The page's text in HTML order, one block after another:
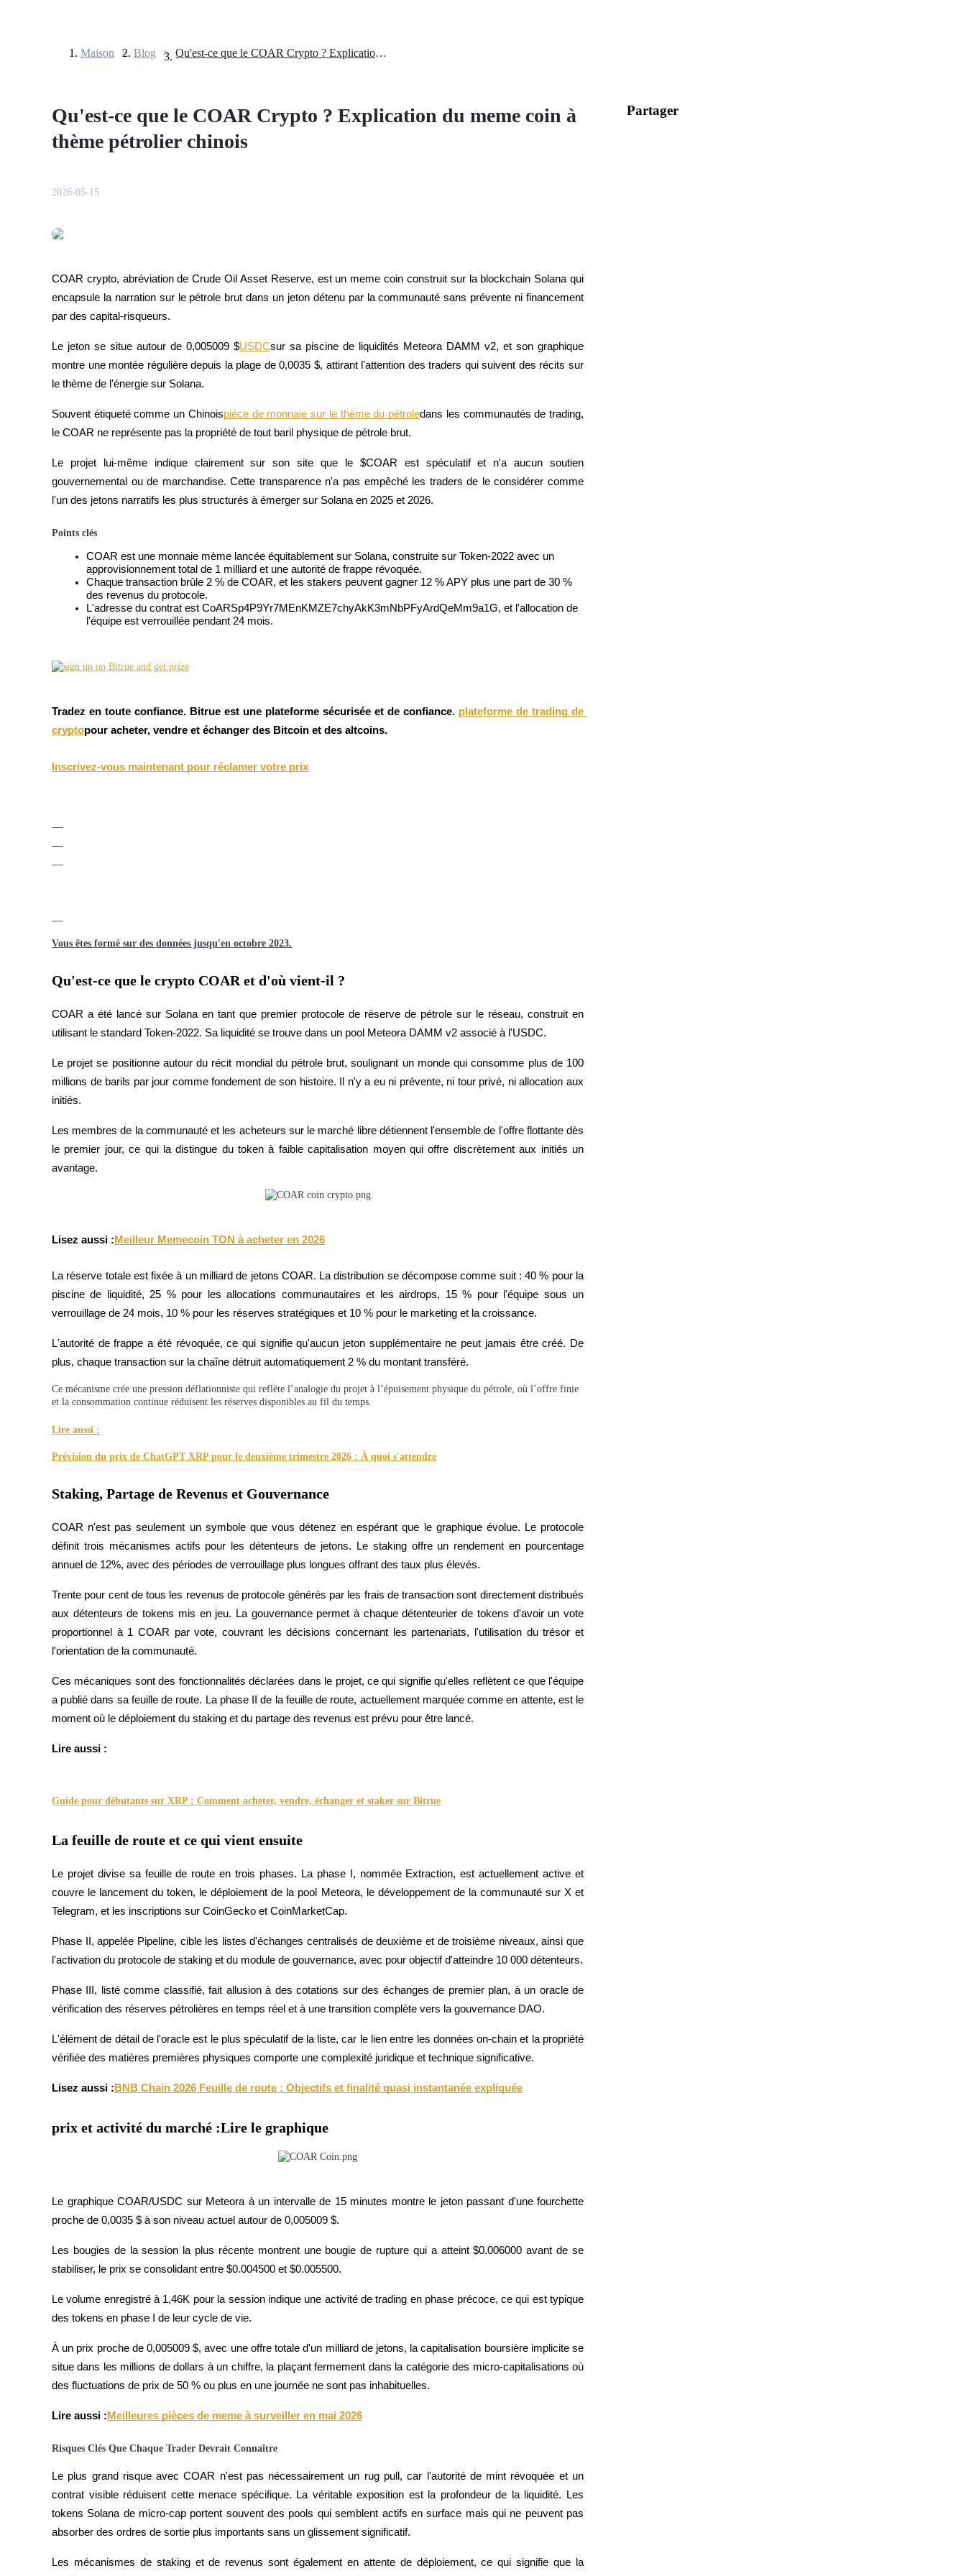
Futures utilisant l'USDT comme garantie
Futures COIN-M
Contrats à terme sur crypto-monnaie
TradFi
Produits dérivés sur actions, forex, métaux précieux et matières premières
Futures utilisant l'USDC comme garantie
Rejoignez les meilleurs traders
Devenez un trader de copie
Information
Analyse de mégadonnées, y compris des informations commerciales, etc.
Guide
Guide de démarrage des contrats à terme
Stratégies de trading
Jalonnement
Launchpool
Blocages BTR
Des investissements exclusifs pour les détenteurs de BTR
Prêts
Service d'emprunt adossé à des cryptomonnaies
Maison > Blog > Qu'est-ce que le COAR Crypto ? Explication du meme coin à thème pétrolier chinois
Qu'est-ce que le COAR Crypto ? Explication du meme coin à
thème pétrolier chinois
2026-05-15
COAR crypto, abréviation de Crude Oil Asset Reserve, est un meme coin construit sur la blockchain Solana qui
encapsule la narration sur le pétrole brut dans un jeton détenu par la communauté sans prévente ni financement
par des capital-risqueurs.
Le jeton se situe autour de 0,005009 $USDCsur sa piscine de liquidités Meteora DAMM v2, et son graphique
montre une montée régulière depuis la plage de 0,0035 $, attirant l'attention des traders qui suivent des récits sur
le thème de l'énergie sur Solana.
Souvent étiqueté comme un Chinoispièce de monnaie sur le thème du pétroledans les communautés de trading,
le COAR ne représente pas la propriété de tout baril physique de pétrole brut.
Le projet lui-même indique clairement sur son site que le $COAR est spéculatif et n'a aucun soutien
gouvernemental ou de marchandise. Cette transparence n'a pas empêché les traders de le considérer comme
l'un des jetons narratifs les plus structurés à émerger sur Solana en 2025 et 2026.
Points clés
COAR est une monnaie mème lancée équitablement sur Solana, construite sur Token-2022 avec un
approvisionnement total de 1 milliard et une autorité de frappe révoquée.
Chaque transaction brûle 2 % de COAR, et les stakers peuvent gagner 12 % APY plus une part de 30 %
des revenus du protocole.
L'adresse du contrat est CoARSp4P9Yr7MEnKMZE7chyAkK3mNbPFyArdQeMm9a1G, et l'allocation de
l'équipe est verrouillée pendant 24 mois.
Tradez en toute confiance. Bitrue est une plateforme sécurisée et de confiance. plateforme de trading de
cryptopour acheter, vendre et échanger des Bitcoin et des altcoins.
Inscrivez-vous maintenant pour réclamer votre prix
Vous êtes formé sur des données jusqu'en octobre 2023.
Qu'est-ce que le crypto COAR et d'où vient-il ?
COAR a été lancé sur Solana en tant que premier protocole de réserve de pétrole sur le réseau, construit en
utilisant le standard Token-2022. Sa liquidité se trouve dans un pool Meteora DAMM v2 associé à l'USDC.
Le projet se positionne autour du récit mondial du pétrole brut, soulignant un monde qui consomme plus de 100
millions de barils par jour comme fondement de son histoire. Il n'y a eu ni prévente, ni tour privé, ni allocation aux
initiés.
Les membres de la communauté et les acheteurs sur le marché libre détiennent l'ensemble de l'offre flottante dès
le premier jour, ce qui la distingue du token à faible capitalisation moyen qui offre discrètement aux initiés un
avantage.
Lisez aussi :Meilleur Memecoin TON à acheter en 2026
La réserve totale est fixée à un milliard de jetons COAR. La distribution se décompose comme suit : 40 % pour la
piscine de liquidité, 25 % pour les allocations communautaires et les airdrops, 15 % pour l'équipe sous un
verrouillage de 24 mois, 10 % pour les réserves stratégiques et 10 % pour le marketing et la croissance.
L'autorité de frappe a été révoquée, ce qui signifie qu'aucun jeton supplémentaire ne peut jamais être créé. De
plus, chaque transaction sur la chaîne détruit automatiquement 2 % du montant transféré.
Ce mécanisme crée une pression déflationniste qui reflète l’analogie du projet à l’épuisement physique du pétrole, où l’offre finie
et la consommation continue réduisent les réserves disponibles au fil du temps.
Lire aussi :
Prévision du prix de ChatGPT XRP pour le deuxième trimestre 2026 : À quoi s'attendre
Staking, Partage de Revenus et Gouvernance
COAR n'est pas seulement un symbole que vous détenez en espérant que le graphique évolue. Le protocole
définit trois mécanismes actifs pour les détenteurs de jetons. Le staking offre un rendement en pourcentage
annuel de 12%, avec des périodes de verrouillage plus longues offrant des taux plus élevés.
Trente pour cent de tous les revenus de protocole générés par les frais de transaction sont directement distribués
aux détenteurs de tokens mis en jeu. La gouvernance permet à chaque détenteurier de tokens d'avoir un vote
proportionnel à 1 COAR par vote, couvrant les décisions concernant les partenariats, l'utilisation du trésor et
l'orientation de la communauté.
Ces mécaniques sont des fonctionnalités déclarées dans le projet, ce qui signifie qu'elles reflètent ce que l'équipe
a publié dans sa feuille de route. La phase II de la feuille de route, actuellement marquée comme en attente, est le
moment où le déploiement du staking et du partage des revenus est prévu pour être lancé.
Lire aussi :
Guide pour débutants sur XRP : Comment acheter, vendre, échanger et staker sur Bitrue
La feuille de route et ce qui vient ensuite
Le projet divise sa feuille de route en trois phases. La phase I, nommée Extraction, est actuellement active et
couvre le lancement du token, le déploiement de la pool Meteora, le développement de la communauté sur X et
Telegram, et les inscriptions sur CoinGecko et CoinMarketCap.
Phase II, appelée Pipeline, cible les listes d'échanges centralisés de deuxième et de troisième niveaux, ainsi que
l'activation du protocole de staking et du module de gouvernance, avec pour objectif d'atteindre 10 000 détenteurs.
Phase III, listé comme classifié, fait allusion à des cotations sur des échanges de premier plan, à un oracle de
vérification des réserves pétrolières en temps réel et à une transition complète vers la gouvernance DAO.
L'élément de détail de l'oracle est le plus spéculatif de la liste, car le lien entre les données on-chain et la propriété
vérifiée des matières premières physiques comporte une complexité juridique et technique significative.
Lisez aussi :BNB Chain 2026 Feuille de route : Objectifs et finalité quasi instantanée expliquée
prix et activité du marché :Lire le graphique
Le graphique COAR/USDC sur Meteora à un intervalle de 15 minutes montre le jeton passant d'une fourchette
proche de 0,0035 $ à son niveau actuel autour de 0,005009 $.
Les bougies de la session la plus récente montrent une bougie de rupture qui a atteint $0.006000 avant de se
stabiliser, le prix se consolidant entre $0.004500 et $0.005500.
Le volume enregistré à 1,46K pour la session indique une activité de trading en phase précoce, ce qui est typique
des tokens en phase I de leur cycle de vie.
À un prix proche de 0,005009 $, avec une offre totale d'un milliard de jetons, la capitalisation boursière implicite se
situe dans les millions de dollars à un chiffre, la plaçant fermement dans la catégorie des micro-capitalisations où
des fluctuations de prix de 50 % ou plus en une journée ne sont pas inhabituelles.
Lire aussi :Meilleures pièces de meme à surveiller en mai 2026
Risques Clés Que Chaque Trader Devrait Connaître
Le plus grand risque avec COAR n'est pas nécessairement un rug pull, car l'autorité de mint révoquée et un
contrat visible réduisent cette menace spécifique. La véritable exposition est la profondeur de la liquidité. Les
tokens Solana de micro-cap portent souvent des pools qui semblent actifs en surface mais qui ne peuvent pas
absorber des ordres de sortie plus importants sans un glissement significatif.
Les mécanismes de staking et de revenus sont également en attente de déploiement, ce qui signifie que la
Partager